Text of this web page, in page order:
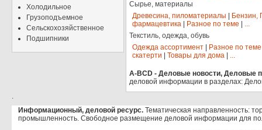
Холодильное
Грузоподъемное
Сельскохозяйственное
Подшипники
Сырье, материалы
Древесина, пиломатериалы
Бензин,
фармацевтика
Разное по теме
...
Текстиль, одежда, обувь
Одежда ассортимент
Разное по теме
скатерти
Товары для дома ...
A-BCD - Деловые новости, Деловые
деловой информации в разделах:
.
Информационный, деловой ресурс. Тематическая направленность:
промышленность. Свободное размещение деловой информации для